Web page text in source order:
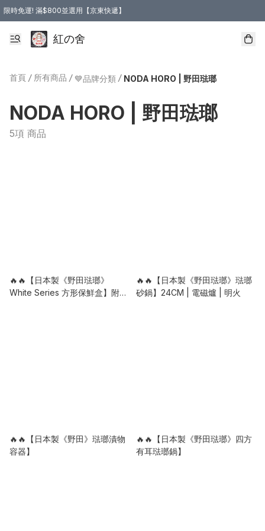
限時免運! 滿$800並選用【京東快遞】
紅の舍
首頁 / 所有商品 / 💙品牌分類 / NODA HORO | 野田琺瑯
NODA HORO | 野田琺瑯
5項 商品
🔥🔥【日本製《野田琺瑯》
White Series 方形保鮮盒】附密
🔥🔥【日本製《野田琺瑯》琺瑯
砂鍋】24CM | 電磁爐 | 明火
🔥🔥【日本製《野田》琺瑯漬物
容器】
🔥🔥【日本製《野田琺瑯》四方
有耳琺瑯鍋】